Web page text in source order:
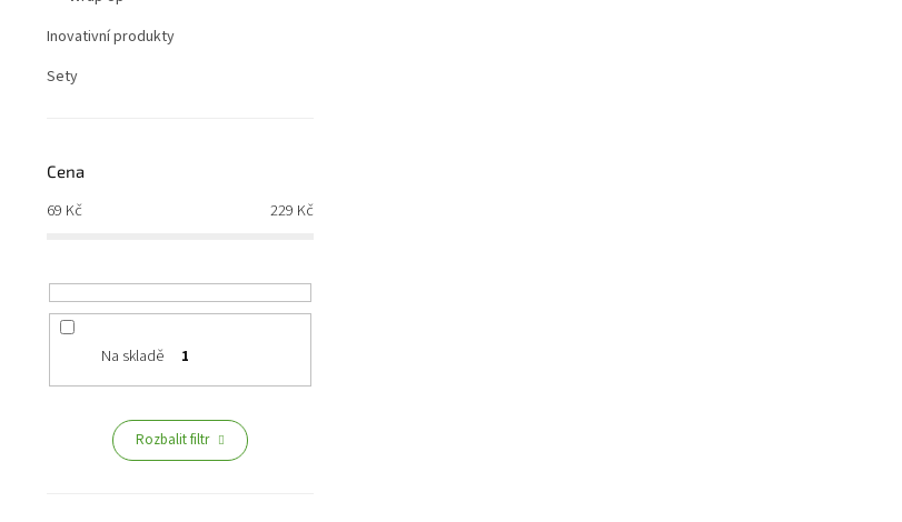
Inovativní produkty
Sety
Cena
69 Kč 229 Kč
Na skladě 1
Rozbalit filtr